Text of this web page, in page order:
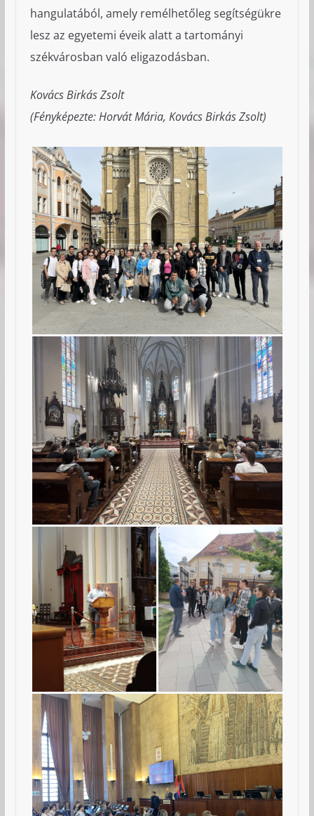
hangulatából, amely remélhetőleg segítségükre
lesz az egyetemi éveik alatt a tartományi
székvárosban való eligazodásban.
Kovács Birkás Zsolt
(Fényképezte: Horvát Mária, Kovács Birkás Zsolt)